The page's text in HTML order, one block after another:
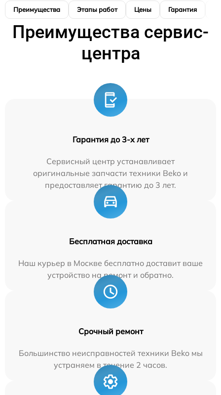
Преимущества Этапы работ Цены Гарантия
Преимущества сервис-
центра
Гарантия до 3-х лет
Сервисный центр устанавливает
оригинальные запчасти техники Beko и
предоставляет гарантию до 3 лет.
Бесплатная доставка
Наш курьер в Москве бесплатно доставит ваше
устройство на ремонт и обратно.
Срочный ремонт
Большинство неисправностей техники Beko мы
устраняем в течение 2 часов.